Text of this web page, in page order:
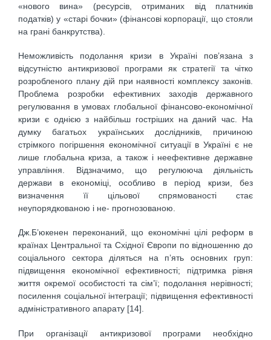
«нового вина» (ресурсів, отриманих від платників
податків) у «старі бочки» (фінансові корпорації, що стояли
на грані банкрутства).
Неможливість подолання кризи в Україні пов’язана з
відсутністю антикризової програми як стратегії та чітко
розробленого плану дій при наявності комплексу законів.
Проблема розробки ефективних заходів державного
регулювання в умовах глобальної фінансово-економічної
кризи є однією з найбільш гостріших на даний час. На
думку багатьох українських дослідників, причиною
стрімкого погіршення економічної ситуації в Україні є не
лише глобальна криза, а також і неефективне державне
управління. Відзначимо, що регулююча діяльність
держави в економіці, особливо в період кризи, без
визначення її цільової спрямованості стає
неупорядкованою і не- прогнозованою.
Дж.Б’юкенен переконаний, що економічні цілі реформ в
країнах Центральної та Східної Європи по відношенню до
соціального сектора діляться на п’ять основних груп:
підвищення економічної ефективності; підтримка рівня
життя окремої особистості та сім’ї; подолання нерівності;
посилення соціальної інтеграції; підвищення ефективності
адміністративного апарату [14].
При організації антикризової програми необхідно